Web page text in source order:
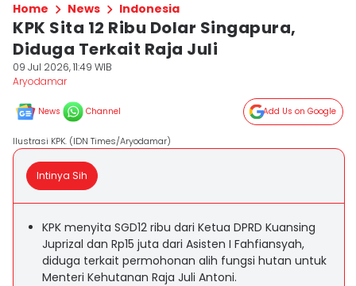
Home News Indonesia
KPK Sita 12 Ribu Dolar Singapura,
Diduga Terkait Raja Juli
09 Jul 2026, 11:49 WIB
Aryodamar
News Channel Add Us on Google
Ilustrasi KPK. (IDN Times/Aryodamar)
Intinya Sih
KPK menyita SGD12 ribu dari Ketua DPRD Kuansing
Juprizal dan Rp15 juta dari Asisten I Fahfiansyah,
diduga terkait permohonan alih fungsi hutan untuk
Menteri Kehutanan Raja Juli Antoni.